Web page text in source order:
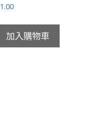
1.00
加入購物車